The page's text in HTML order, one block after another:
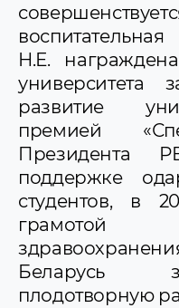
Н.Е.
развитие
премией
Президента
поддержке
студентов, в
грамотой
Беларусь
плодотворную